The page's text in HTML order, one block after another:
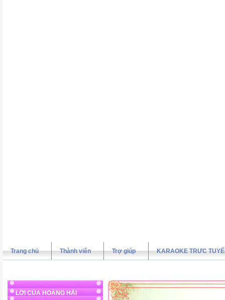
Trang chủ Thành viên Trợ giúp KARAOKE TRƯC
LỜI CỦA HOÀNG HẢI